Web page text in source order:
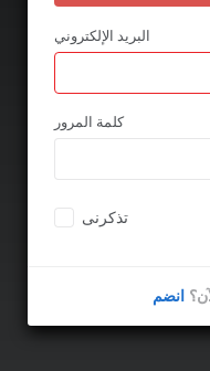
البريد الإلكتروني
كلمة المرور
تذكرنى
انضم